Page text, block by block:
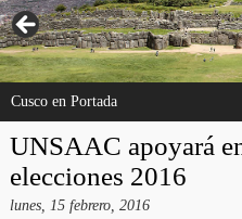
Cusco en Portada
UNSAAC apoyará
elecciones 2016
lunes, 15 febrero, 2016